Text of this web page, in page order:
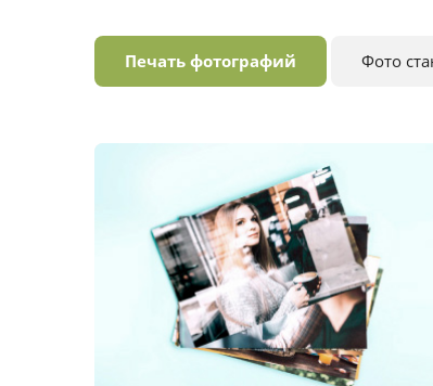
Печать фотографий Фото